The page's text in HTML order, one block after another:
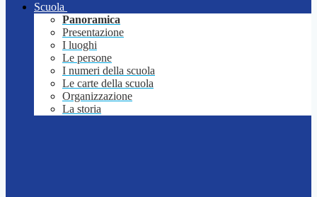
Scuola
Panoramica
Presentazione
I luoghi
Le persone
I numeri della scuola
Le carte della scuola
Organizzazione
La storia